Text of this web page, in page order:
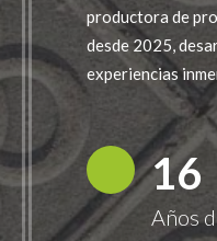
productora de
desde 2025,
experiencias
18
Años